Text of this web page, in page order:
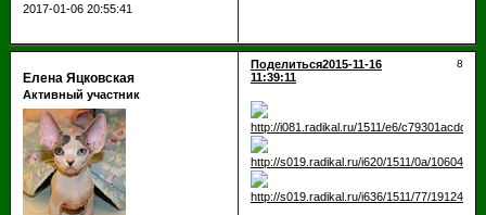
2017-01-06 20:55:41
Поделиться 8
2015-11-16
11:39:11
Елена Яцковская
Активный участник